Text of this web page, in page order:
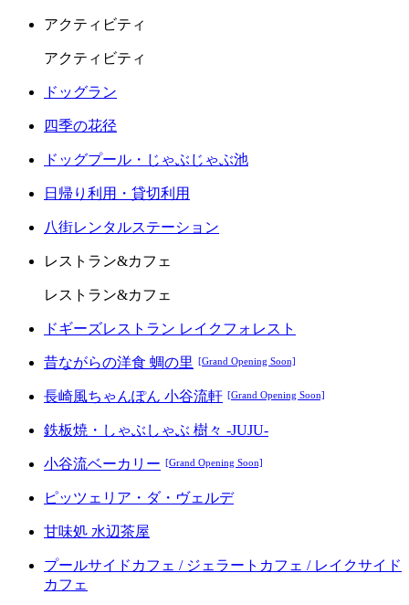
アクティビティ
アクティビティ
ドッグラン
四季の花径
ドッグプール・じゃぶじゃぶ池
日帰り利用・貸切利用
八街レンタルステーション
レストラン&カフェ
レストラン&カフェ
ドギーズレストラン レイクフォレスト
昔ながらの洋食 蜩の里 [Grand Opening Soon]
長崎風ちゃんぽん 小谷流軒 [Grand Opening Soon]
鉄板焼・しゃぶしゃぶ 樹々 -JUJU-
小谷流ベーカリー [Grand Opening Soon]
ピッツェリア・ダ・ヴェルデ
甘味処 水辺茶屋
プールサイドカフェ / ジェラートカフェ / レイクサイド
カフェ